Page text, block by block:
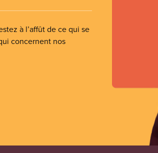
à l’affût de ce qui se
concernent nos